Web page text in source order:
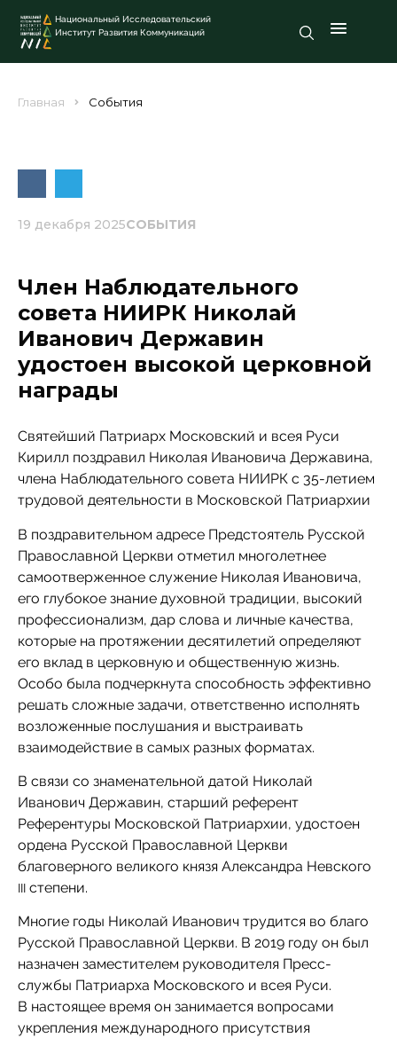
Национальный Исследовательский
Институт Развития Коммуникаций
Главная События
19 декабря 2025СОБЫТИЯ
Член Наблюдательного
совета НИИРК Николай
Иванович Державин
удостоен высокой церковной
награды
Святейший Патриарх Московский и всея Руси
Кирилл поздравил Николая Ивановича Державина,
члена Наблюдательного совета НИИРК с 35-летием
трудовой деятельности в Московской Патриархии
В поздравительном адресе Предстоятель Русской
Православной Церкви отметил многолетнее
самоотверженное служение Николая Ивановича,
его глубокое знание духовной традиции, высокий
профессионализм, дар слова и личные качества,
которые на протяжении десятилетий определяют
его вклад в церковную и общественную жизнь.
Особо была подчеркнута способность эффективно
решать сложные задачи, ответственно исполнять
возложенные послушания и выстраивать
взаимодействие в самых разных форматах.
В связи со знаменательной датой Николай
Иванович Державин, старший референт
Референтуры Московской Патриархии, удостоен
ордена Русской Православной Церкви
благоверного великого князя Александра Невского
III степени.
Многие годы Николай Иванович трудится во благо
Русской Православной Церкви. В 2019 году он был
назначен заместителем руководителя Пресс-
службы Патриарха Московского и всея Руси.
В настоящее время он занимается вопросами
укрепления международного присутствия